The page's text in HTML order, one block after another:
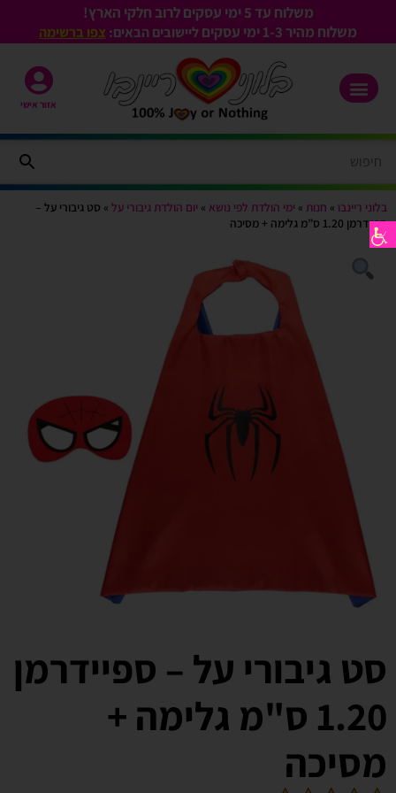
משלוח עד 5 ימי עסקים לרוב חלקי הארץ!
משלוח מהיר 1-3
ימי עסקים ליישובים הבאים: צפו ברשימה
אזור אישי
בלוני ריינבו » חנות » ימי הולדת לפי נושא » יום הולדת גיבורי על » סט גיבורי על –
ספיידרמן 1.20 ס”מ גלימה + מסיכה
סט גיבורי על – ספיידרמן
1.20 ס"מ גלימה +
מסיכה